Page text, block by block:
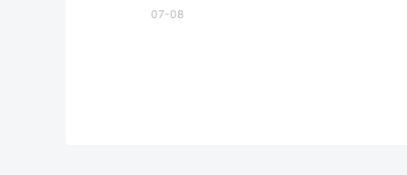
07-08